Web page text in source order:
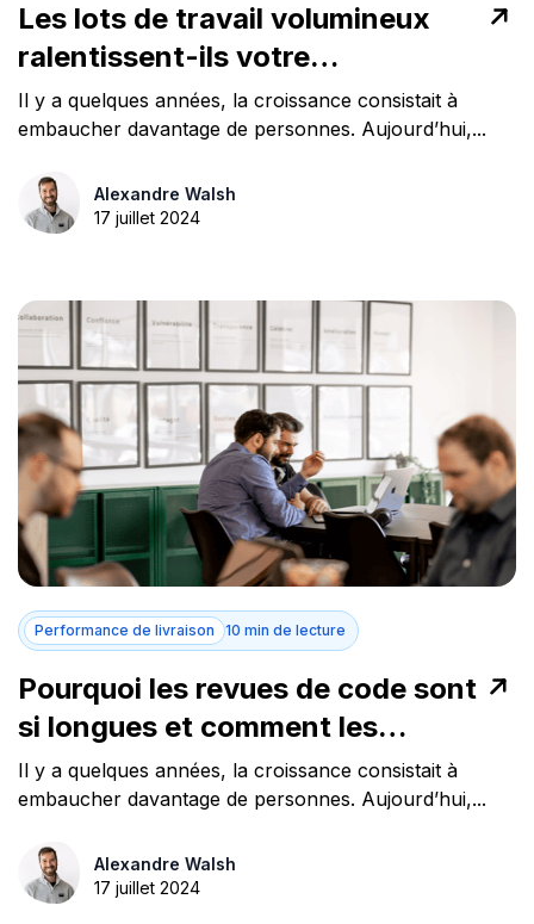
Les lots de travail volumineux
ralentissent-ils votre
développement logiciel?
Il y a quelques années, la croissance consistait à
embaucher davantage de personnes. Aujourd’hui,...
Alexandre Walsh
17 juillet 2024
Performance de livraison 10 min de lecture
Pourquoi les revues de code sont
si longues et comment les
accélérer?
Il y a quelques années, la croissance consistait à
embaucher davantage de personnes. Aujourd’hui,...
Alexandre Walsh
17 juillet 2024